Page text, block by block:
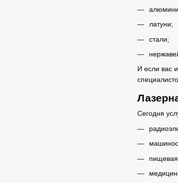
латуни;
стали;
И если вас
Сегодня